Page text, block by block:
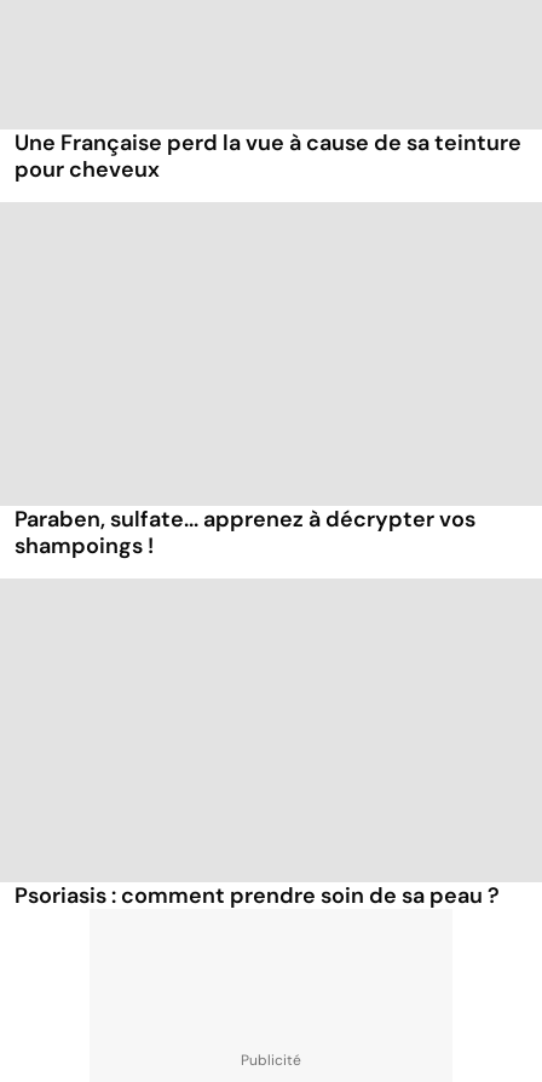
Une Française perd la vue à cause de sa teinture
pour cheveux
Paraben, sulfate... apprenez à décrypter vos
shampoings !
Psoriasis : comment prendre soin de sa peau ?